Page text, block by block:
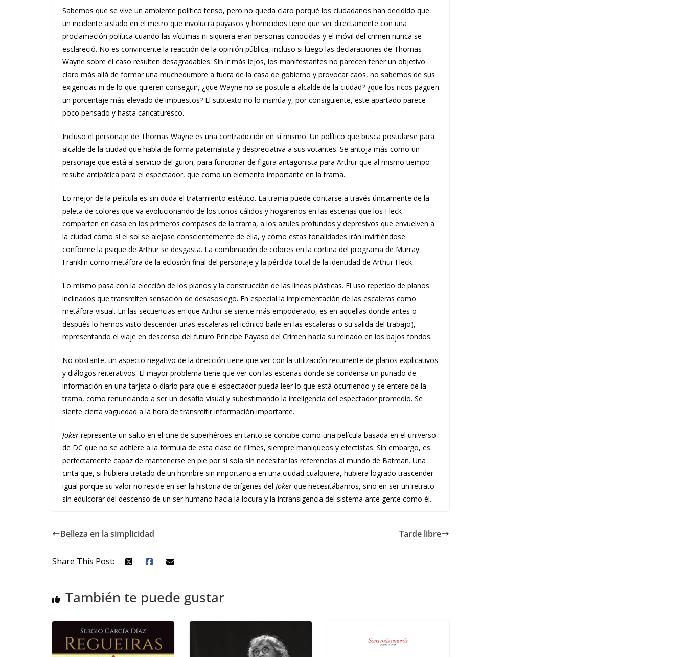
Sabemos que se vive un ambiente político tenso, pero no queda claro porqué los ciudadanos han decidido que
un incidente aislado en el metro que involucra payasos y homicidios tiene que ver directamente con una
proclamación política cuando las víctimas ni siquiera eran personas conocidas y el móvil del crimen nunca se
esclareció. No es convincente la reacción de la opinión pública, incluso si luego las declaraciones de Thomas
Wayne sobre el caso resulten desagradables. Sin ir más lejos, los manifestantes no parecen tener un objetivo
claro más allá de formar una muchedumbre a fuera de la casa de gobierno y provocar caos, no sabemos de sus
exigencias ni de lo que quieren conseguir, ¿que Wayne no se postule a alcalde de la ciudad? ¿que los ricos paguen
un porcentaje más elevado de impuestos? El subtexto no lo insinúa y, por consiguiente, este apartado parece
poco pensado y hasta caricaturesco.
Incluso el personaje de Thomas Wayne es una contradicción en sí mismo. Un político que busca postularse para
alcalde de la ciudad que habla de forma paternalista y despreciativa a sus votantes. Se antoja más como un
personaje que está al servicio del guion, para funcionar de figura antagonista para Arthur que al mismo tiempo
resulte antipática para el espectador, que como un elemento importante en la trama.
Lo mejor de la película es sin duda el tratamiento estético. La trama puede contarse a través únicamente de la
paleta de colores que va evolucionando de los tonos cálidos y hogareños en las escenas que los Fleck
comparten en casa en los primeros compases de la trama, a los azules profundos y depresivos que envuelven a
la ciudad como si el sol se alejase conscientemente de ella, y cómo estas tonalidades irán invirtiéndose
conforme la psique de Arthur se desgasta. La combinación de colores en la cortina del programa de Murray
Franklin como metáfora de la eclosión final del personaje y la pérdida total de la identidad de Arthur Fleck.
Lo mismo pasa con la elección de los planos y la construcción de las líneas plásticas. El uso repetido de planos
inclinados que transmiten sensación de desasosiego. En especial la implementación de las escaleras como
metáfora visual. En las secuencias en que Arthur se siente más empoderado, es en aquellas donde antes o
después lo hemos visto descender unas escaleras (el icónico baile en las escaleras o su salida del trabajo),
representando el viaje en descenso del futuro Príncipe Payaso del Crimen hacia su reinado en los bajos fondos.
No obstante, un aspecto negativo de la dirección tiene que ver con la utilización recurrente de planos explicativos
y diálogos reiterativos. El mayor problema tiene que ver con las escenas donde se condensa un puñado de
información en una tarjeta o diario para que el espectador pueda leer lo que está ocurriendo y se entere de la
trama, como renunciando a ser un desafío visual y subestimando la inteligencia del espectador promedio. Se
siente cierta vaguedad a la hora de transmitir información importante.
Joker representa un salto en el cine de superhéroes en tanto se concibe como una película basada en el universo
de DC que no se adhiere a la fórmula de esta clase de filmes, siempre maniqueos y efectistas. Sin embargo, es
perfectamente capaz de mantenerse en pie por sí sola sin necesitar las referencias al mundo de Batman. Una
cinta que, si hubiera tratado de un hombre sin importancia en una ciudad cualquiera, hubiera logrado trascender
igual porque su valor no reside en ser la historia de orígenes del Joker que necesitábamos, sino en ser un retrato
sin edulcorar del descenso de un ser humano hacia la locura y la intransigencia del sistema ante gente como él.
Belleza en la simplicidad Tarde libre
Share This Post:
También te puede gustar